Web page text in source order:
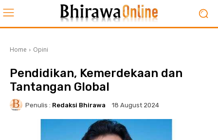
Home Opini
Pendidikan, Kemerdekaan dan
Tantangan Global
Penulis : Redaksi Bhirawa 18 August 2024